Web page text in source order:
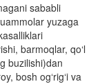
sababli
yuzaga
barmoqlar, qo‘l
buzilishi)dan
bosh og‘rig‘i va